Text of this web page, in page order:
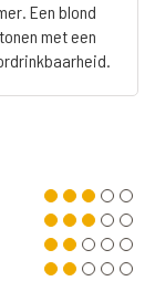
Een blond
met een